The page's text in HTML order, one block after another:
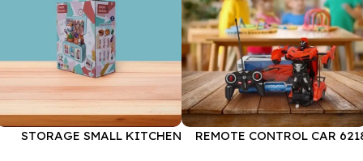
REMOTE CONTROL CAR
STORAGE SMALL KITCHEN